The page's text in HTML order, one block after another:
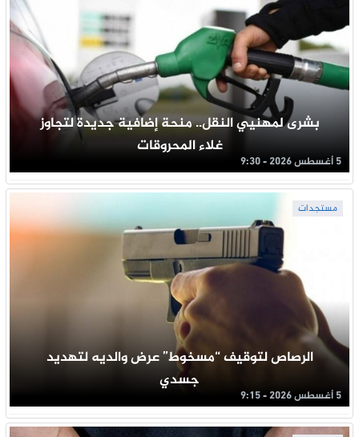
بشرى لمهنيي النقل.. منحة إضافية جديدة لتجاوز
غلاء المحروقات
5 أغسطس 2026 - 9:30
مستجدات
الرصاص لتوقيف “مسخوط” عرض والديه لتهديد
جسدي
5 أغسطس 2026 - 9:15